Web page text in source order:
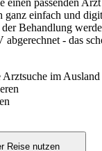
ganz einfach und
Behandlung
- das
im Ausland
Reise nutzen